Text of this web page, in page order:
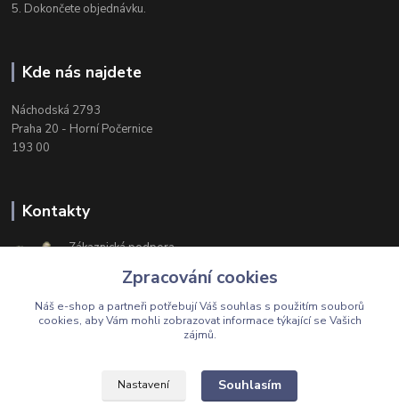
5. Dokončete objednávku.
Kde nás najdete
Náchodská 2793
Praha 20 - Horní Počernice
193 00
Kontakty
Zákaznická podpora
+420 603 174 975
Po-Čt, 8-16 hod. Pá 8-14 hod.
Upravit sběr cookies.
Zpracování cookies
Náš e-shop a partneři potřebují Váš souhlas s použitím souborů
cookies, aby Vám mohli zobrazovat informace týkající se Vašich
zájmů.
Nastavení Souhlasím